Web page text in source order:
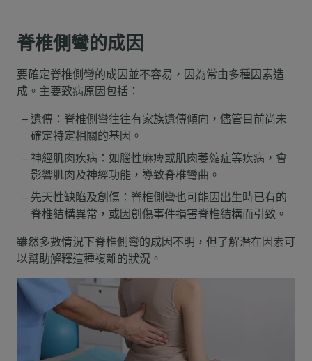
脊椎側彎的成因
要確定脊椎側彎的成因並不容易，因為常由多種因素造
成。主要致病原因包括：
遺傳：脊椎側彎往往有家族遺傳傾向，儘管目前尚未
確定特定相關的基因。
神經肌肉疾病：如腦性麻痺或肌肉萎縮症等疾病，會
影響肌肉及神經功能，導致脊椎彎曲。
先天性缺陷及創傷：脊椎側彎也可能因出生時已有的
脊椎結構異常，或因創傷事件損害脊椎結構而引致。
雖然多數情況下脊椎側彎的成因不明，但了解潛在因素可
以幫助解釋這種複雜的狀況。